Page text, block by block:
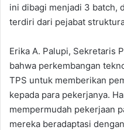
ini dibagi menjadi 3 batch,
terdiri dari pejabat
Erika A. Palupi, Sekretaris
bahwa perkembangan
TPS untuk memberikan
kepada para pekerjanya.
mempermudah pekerjaan
mereka beradaptasi